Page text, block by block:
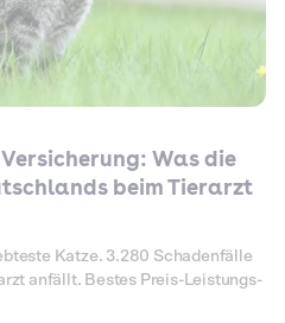
Was die
beim Tierarzt
Katze. 3.280 Schadenfälle
anfällt. Bestes Preis-Leistungs-